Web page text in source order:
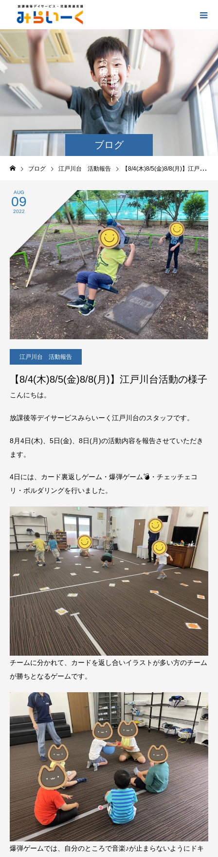
ブログ
ご
に
け
た
い
お
の
の
ブログ 江戸川台 活動報告 【8/4(木)8/5(金)8/8(月)】江戸川台活動の様子
AUG
09
2022
江戸川台 活動報告
【8/4(木)8/5(金)8/8(月)】江戸川台活動の様子
こんにちは。
放課後等デイサービスみらいーく江戸川台のスタッフです。
8月4日(木)、5日(金)、8日(月)の活動内容を報告させていただき
ます。
4日には、カード裏返しゲーム・爆弾ゲーム💣・チェッチェコ
リ・ボルダリングを行いました。
チームに分かれて、カードを返し合いイラストが多い方のチーム
が勝ちとなるゲームです。
爆弾ゲームでは、自分のところで音楽♪が止まらないようにドキ